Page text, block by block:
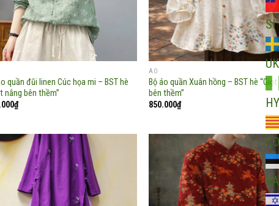
SI
UK
HY
CO
KA
quần đũi linen Cúc họa mi – BST hè
nắng bên thềm”
₫
ÁO
Bộ áo quần Xuân hồng – BST hè
bên thềm”
850.000₫